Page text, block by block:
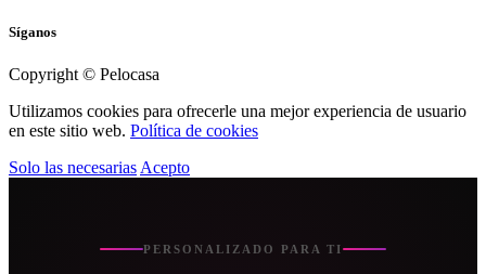
Síganos
Copyright © Pelocasa
Utilizamos cookies para ofrecerle una mejor experiencia de usuario
en este sitio web. Política de cookies
Solo las necesarias Acepto
PERSONALIZADO PARA TI